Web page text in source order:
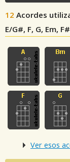
12 Acordes
E/G#, F, G, Em,
Ver esos